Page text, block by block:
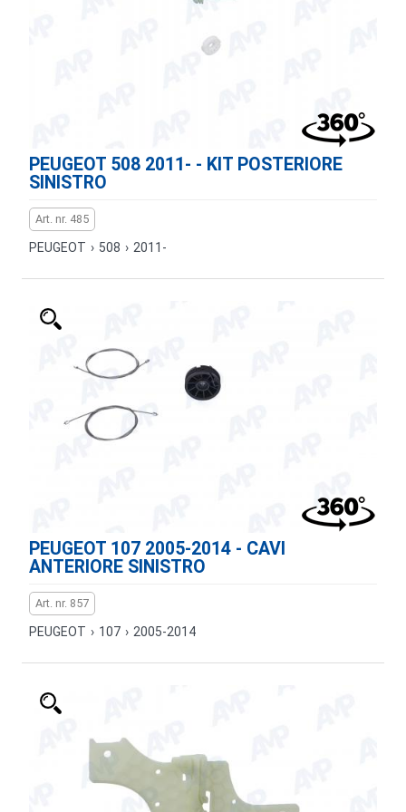
PEUGEOT 508 2011- - KIT POSTERIORE
SINISTRO
Art. nr. 485
PEUGEOT › 508 › 2011-
PEUGEOT 107 2005-2014 - CAVI
ANTERIORE SINISTRO
Art. nr. 857
PEUGEOT › 107 › 2005-2014